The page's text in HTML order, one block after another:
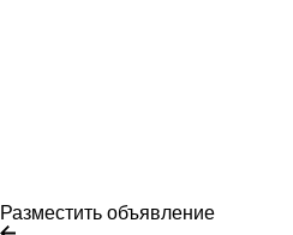
Разместить объявление